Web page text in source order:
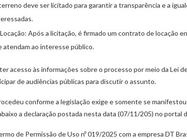
deve ser licitado para garantir a transparência e a
Após a licitação, é firmado um contrato de locação
atendam ao interesse público.
acesso às informações sobre o processo por meio da Lei
de audiências públicas para discutir o assunto.
conforme a legislação exige e somente se
a declaração postada nesta data (07/11/205) no portal
de Permissão de Uso nº 019/2025 com a empresa DT